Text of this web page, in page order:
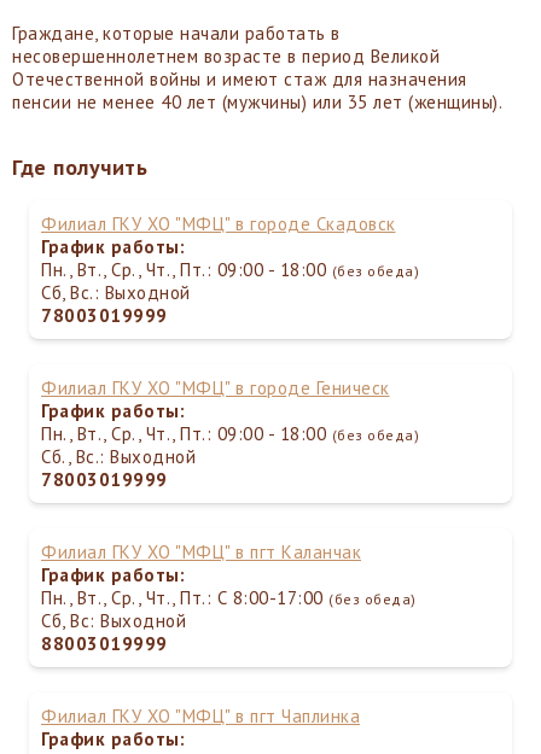
Граждане, которые начали работать в
несовершеннолетнем возрасте в период Великой
Отечественной войны и имеют стаж для назначения
пенсии не менее 40 лет (мужчины) или 35 лет (женщины).
Где получить
Филиал ГКУ ХО "МФЦ" в городе Скадовск
График работы:
Пн., Вт., Ср., Чт., Пт.: 09:00 - 18:00 (без обеда)
Сб, Вс.: Выходной
78003019999
Филиал ГКУ ХО "МФЦ" в городе Геническ
График работы:
Пн., Вт., Ср., Чт., Пт.: 09:00 - 18:00 (без обеда)
Сб., Вс.: Выходной
78003019999
Филиал ГКУ ХО "МФЦ" в пгт Каланчак
График работы:
Пн., Вт., Ср., Чт., Пт.: С 8:00-17:00 (без обеда)
Сб, Вс: Выходной
88003019999
Филиал ГКУ ХО "МФЦ" в пгт Чаплинка
График работы: